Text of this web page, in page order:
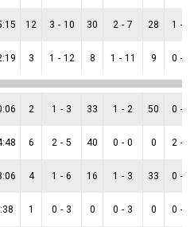
12 3 - 10 30 2 - 7 28 1 -
3 1 - 12 8 1 - 11 9 0 -
2 1 - 3 33 1 - 2 50 0 -
6 2 - 5 40 0 - 0 0 2 -
4 1 - 6 16 1 - 3 33 0 -
1 0 - 3 0 0 - 3 0 0 -